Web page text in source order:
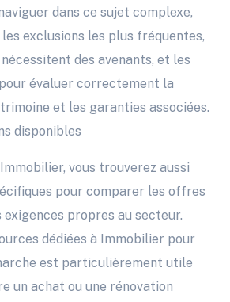
dans ce sujet complexe,
exclusions les plus fréquentes,
des avenants, et les
évaluer correctement la
et les garanties associées.
disponibles
vous trouverez aussi
pour comparer les offres
propres au secteur.
dédiées à Immobilier pour
est particulièrement utile
un achat ou une rénovation